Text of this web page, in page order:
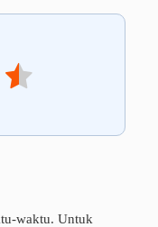
waktu. Untuk